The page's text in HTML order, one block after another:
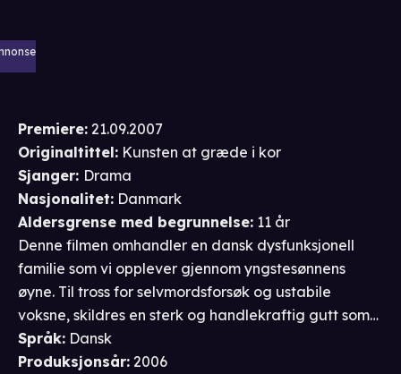
Premiere: 21.09.2007
Originaltittel: Kunsten at græde i kor
Sjanger: Drama
Nasjonalitet: Danmark
Aldersgrense med begrunnelse: 11 år
Denne filmen omhandler en dansk dysfunksjonell
familie som vi opplever gjennom yngstesønnens
øyne. Til tross for selvmordsforsøk og ustabile
voksne, skildres en sterk og handlekraftig gutt som
bryter igjennom lojaliteten til familien, og særlig en
mishandlende far. Derfor får filmen 11-årsgrense,
Språk: Dansk
Produksjonsår: 2006